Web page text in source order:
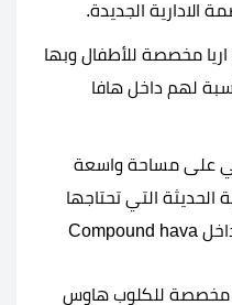
الادارية الجديدة.
مخصصة للأطفال وبها
لهم داخل هافا
على مساحة واسعة
الحديثة التي تحتاجها
لممارسة تمارينك اليومية داخل Compound hava
مخصصة للكلوب هاوس